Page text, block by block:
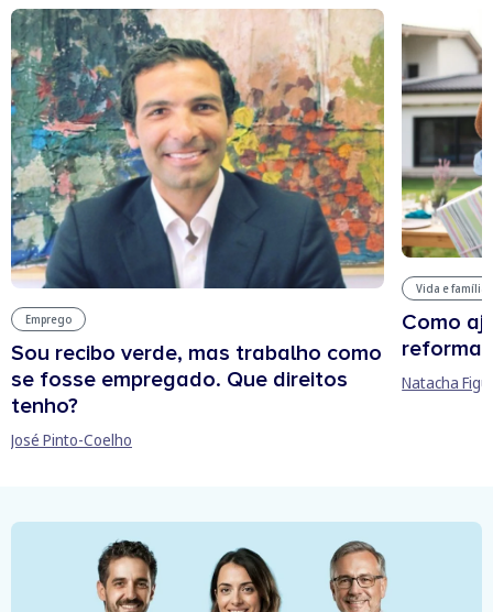
Emprego
Sou recibo verde, mas trabalho como
se fosse empregado. Que direitos
tenho?
José Pinto-Coelho
Vida e família
Como
reforma
Natacha